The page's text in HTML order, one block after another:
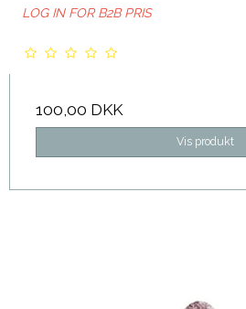
LOG IN FOR B2B PRIS
100,00 DKK
Vis produkt